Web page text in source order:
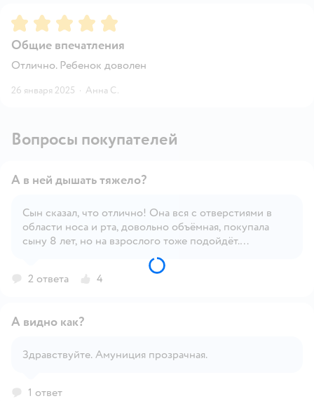
Рейтинг:5
Общие впечатления
Отлично. Ребенок доволен
26 января 2025 · Анна С.
Вопросы покупателей
Открыть вопрос
А в ней дышать тяжело?
Сын сказал, что отлично! Она вся с отверстиями в
области носа и рта, довольно объёмная, покупала
сыну 8 лет, но на взрослого тоже подойдёт.
2 ответа
4
Открыть вопрос
А видно как?
Здравствуйте. Амуниция прозрачная.
1 ответ